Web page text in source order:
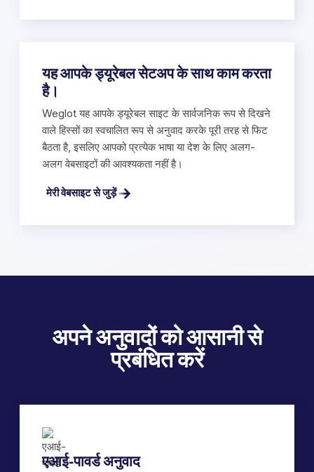
यह आपके ड्यूरेबल सेटअप के साथ काम करता
है।
Weglot यह आपके ड्यूरेबल साइट के सार्वजनिक रूप से दिखने
वाले हिस्सों का स्वचालित रूप से अनुवाद करके पूरी तरह से फिट
बैठता है, इसलिए आपको प्रत्येक भाषा या देश के लिए अलग-
अलग वेबसाइटों की आवश्यकता नहीं है।
मेरी वेबसाइट से जुड़ें
अपने अनुवादों को आसानी से
प्रबंधित करें
एआई-पावर्ड अनुवाद